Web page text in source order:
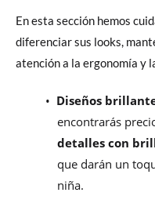
En esta sección hemos
diferenciar sus looks,
atención a la ergonomía y
• Diseños
encontrarás
detalles con
que darán un
niña.